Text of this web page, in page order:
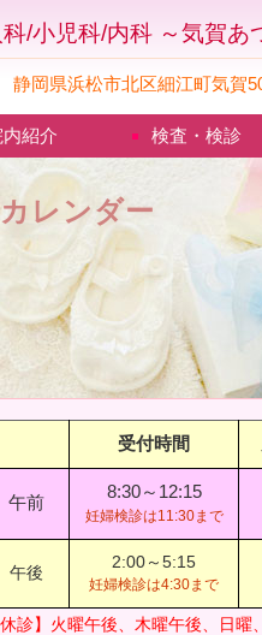
科/小児科/内科 ～気賀
静岡県浜松市北区細江町気賀
内紹介 検査・検診
カレンダー
受付時間
午前
8:30～12:15
妊婦検診は11:30まで
午後
2:00～5:15
妊婦検診は4:30まで
休診】火曜午後、木曜午後、日曜